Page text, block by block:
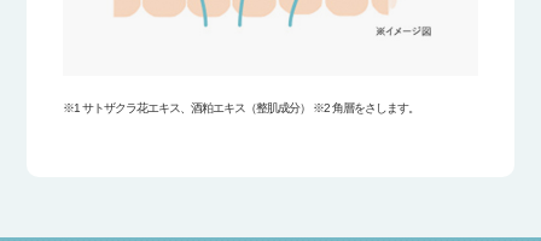
※1 サトザクラ花エキス、酒粕エキス（整肌成分） ※2 角層をさします。